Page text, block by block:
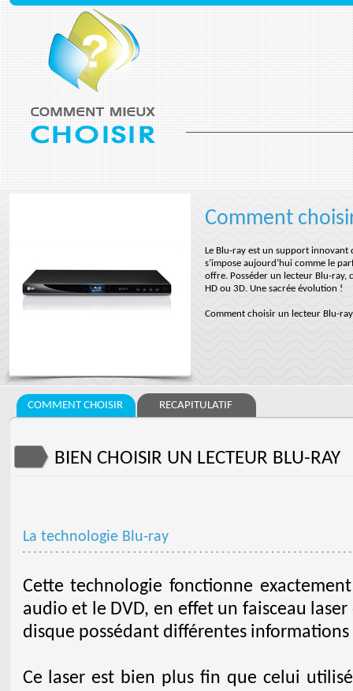
Comment
Le Blu-ray est un support innovant
s’impose aujourd’hui comme le
offre. Posséder un lecteur Blu-ray,
HD ou 3D. Une sacrée évolution !
Comment choisir un lecteur Blu-
COMMENT CHOISIR RECAPITULATIF
BIEN CHOISIR UN LECTEUR BLU-RAY
La technologie Blu-ray
Cette technologie fonctionne
audio et le DVD, en effet un faisceau
disque possédant différentes
Ce laser est bien plus fin que celui